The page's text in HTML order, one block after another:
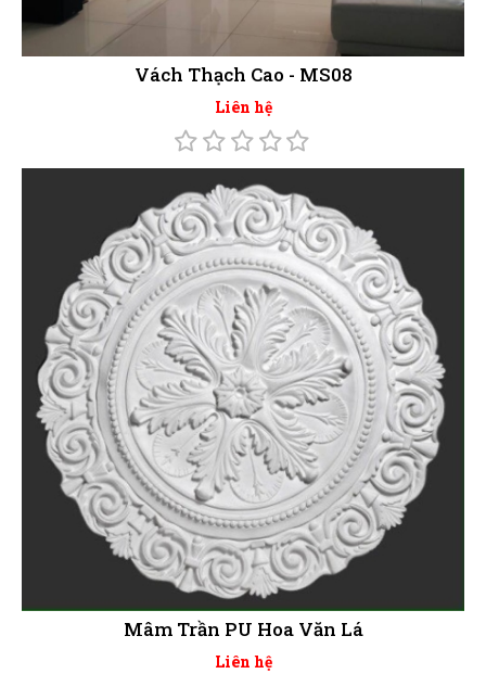
Vách Thạch Cao - MS08
Liên hệ
Mâm Trần PU Hoa Văn Lá
Liên hệ